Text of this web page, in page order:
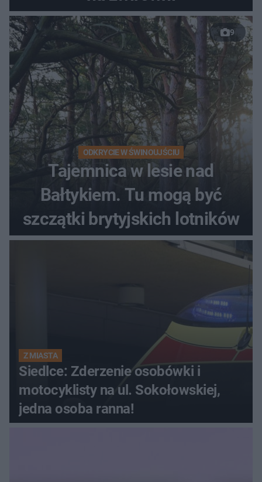
9
ODKRYCIE W ŚWINOUJŚCIU
Tajemnica w lesie nad
Bałtykiem. Tu mogą być
szczątki brytyjskich lotników
Z MIASTA
Siedlce: Zderzenie osobówki i
motocyklisty na ul. Sokołowskiej,
jedna osoba ranna!